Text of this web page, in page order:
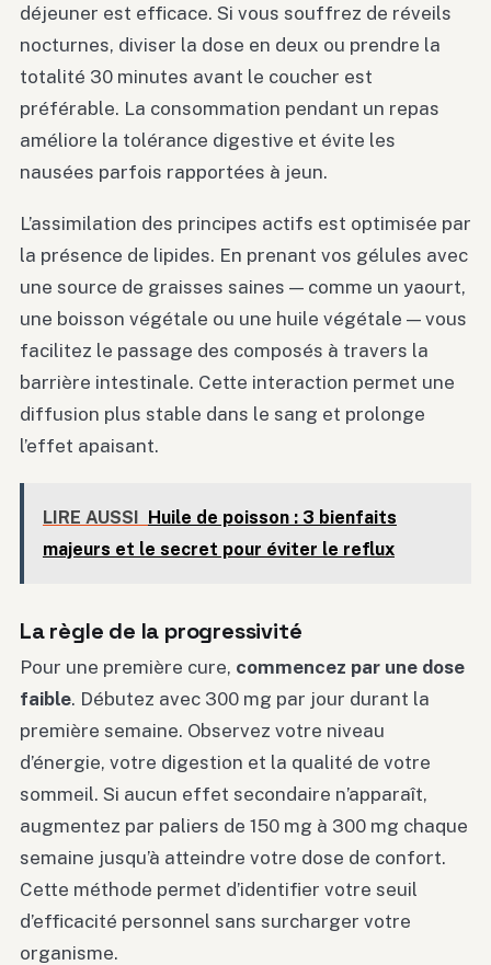
déjeuner est efficace. Si vous souffrez de réveils
nocturnes, diviser la dose en deux ou prendre la
totalité 30 minutes avant le coucher est
préférable. La consommation pendant un repas
améliore la tolérance digestive et évite les
nausées parfois rapportées à jeun.
L’assimilation des principes actifs est optimisée par
la présence de lipides. En prenant vos gélules avec
une source de graisses saines — comme un yaourt,
une boisson végétale ou une huile végétale — vous
facilitez le passage des composés à travers la
barrière intestinale. Cette interaction permet une
diffusion plus stable dans le sang et prolonge
l’effet apaisant.
LIRE AUSSI Huile de poisson : 3 bienfaits
majeurs et le secret pour éviter le reflux
La règle de la progressivité
Pour une première cure, commencez par une dose
faible. Débutez avec 300 mg par jour durant la
première semaine. Observez votre niveau
d’énergie, votre digestion et la qualité de votre
sommeil. Si aucun effet secondaire n’apparaît,
augmentez par paliers de 150 mg à 300 mg chaque
semaine jusqu’à atteindre votre dose de confort.
Cette méthode permet d’identifier votre seuil
d’efficacité personnel sans surcharger votre
organisme.